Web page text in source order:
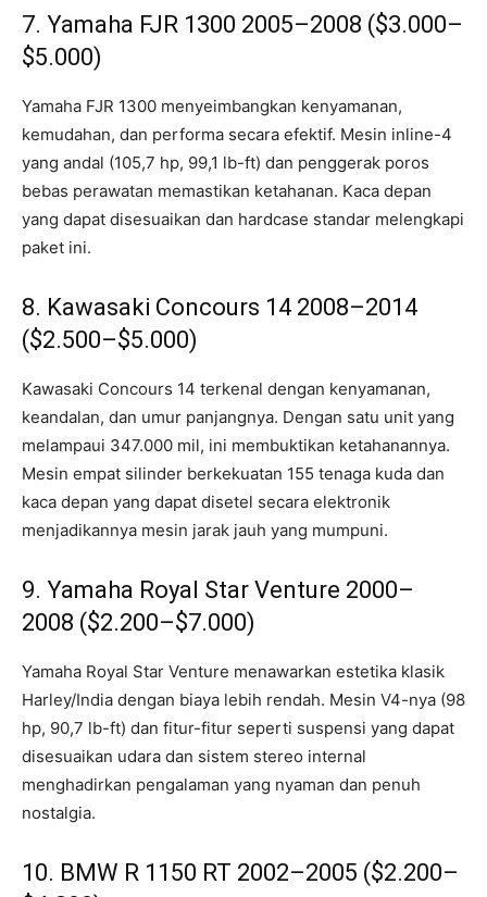
7. Yamaha FJR 1300 2005–2008 ($3.000–
$5.000)
Yamaha FJR 1300 menyeimbangkan kenyamanan,
kemudahan, dan performa secara efektif. Mesin inline-4
yang andal (105,7 hp, 99,1 lb-ft) dan penggerak poros
bebas perawatan memastikan ketahanan. Kaca depan
yang dapat disesuaikan dan hardcase standar melengkapi
paket ini.
8. Kawasaki Concours 14 2008–2014
($2.500–$5.000)
Kawasaki Concours 14 terkenal dengan kenyamanan,
keandalan, dan umur panjangnya. Dengan satu unit yang
melampaui 347.000 mil, ini membuktikan ketahanannya.
Mesin empat silinder berkekuatan 155 tenaga kuda dan
kaca depan yang dapat disetel secara elektronik
menjadikannya mesin jarak jauh yang mumpuni.
9. Yamaha Royal Star Venture 2000–
2008 ($2.200–$7.000)
Yamaha Royal Star Venture menawarkan estetika klasik
Harley/India dengan biaya lebih rendah. Mesin V4-nya (98
hp, 90,7 lb-ft) dan fitur-fitur seperti suspensi yang dapat
disesuaikan udara dan sistem stereo internal
menghadirkan pengalaman yang nyaman dan penuh
nostalgia.
10. BMW R 1150 RT 2002–2005 ($2.200–